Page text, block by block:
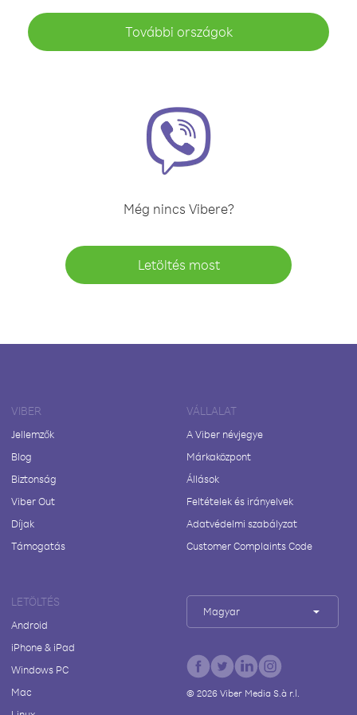
További országok
Még nincs Vibere?
Letöltés most
VIBER
Jellemzők
Blog
Biztonság
Viber Out
Díjak
Támogatás
VÁLLALAT
A Viber névjegye
Márkaközpont
Állások
Feltételek és irányelvek
Adatvédelmi szabályzat
Customer Complaints Code
LETÖLTÉS
Android
iPhone & iPad
Windows PC
Mac
Magyar
© 2026Viber Media S.à r.l.